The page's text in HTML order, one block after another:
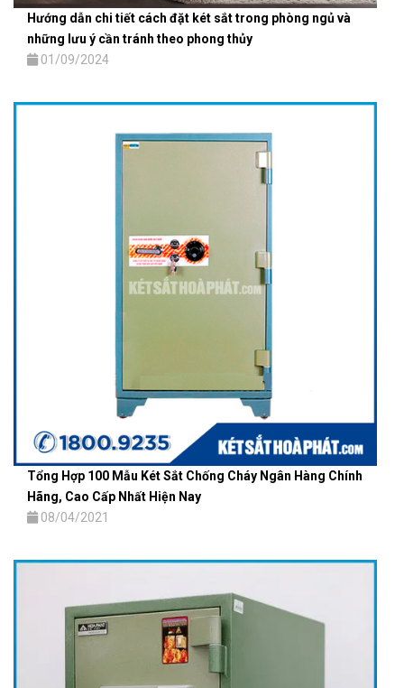
Hướng dẫn chi tiết cách đặt két sắt trong phòng ngủ và
những lưu ý cần tránh theo phong thủy
01/09/2024
Tổng Hợp 100 Mẫu Két Sắt Chống Cháy Ngân Hàng Chính
Hãng, Cao Cấp Nhất Hiện Nay
08/04/2021